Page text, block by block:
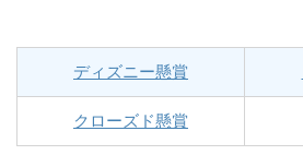
ディズニー懸賞
クローズド懸賞